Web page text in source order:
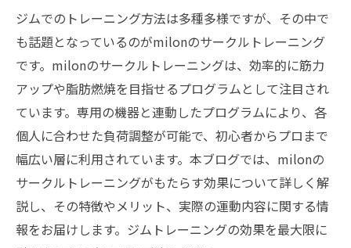
ジムでのトレーニング方法は多種多様ですが、その中で
も話題となっているのがmilonのサークルトレーニング
です。milonのサークルトレーニングは、効率的に筋力
アップや脂肪燃焼を目指せるプログラムとして注目され
ています。専用の機器と連動したプログラムにより、各
個人に合わせた負荷調整が可能で、初心者からプロまで
幅広い層に利用されています。本ブログでは、milonの
サークルトレーニングがもたらす効果について詳しく解
説し、その特徴やメリット、実際の運動内容に関する情
報をお届けします。ジムトレーニングの効果を最大限に